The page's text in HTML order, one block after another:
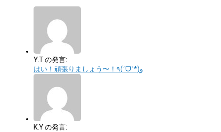
Y.T の発言:
はい！頑張りましょう〜！٩(ˊᗜˋ*)و
K.Y の発言: